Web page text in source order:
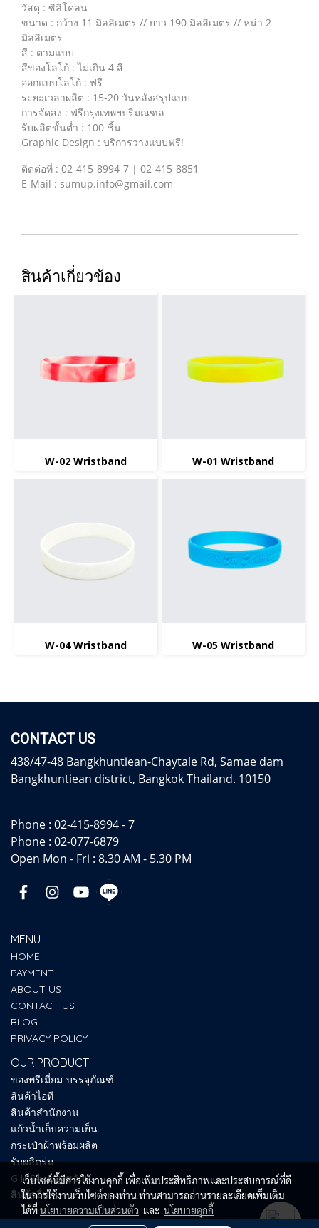
วัสดุ : ซิลิโคลน
ขนาด : กว้าง 11 มิลลิเมตร // ยาว 190 มิลลิเมตร // หน่า 2
มิลลิเมตร
สี : ตามแบบ
สีของโลโก้ : ไม่เกิน 4 สี
ออกแบบโลโก้ : ฟรี
ระยะเวลาผลิต : 15-20 วันหลังสรุปแบบ
การจัดส่ง : ฟรีกรุงเทพฯปริมณฑล
รับผลิตขั้นต่ำ : 100 ชิ้น
Graphic Design : บริการวางแบบฟรี!
ติดต่อที่ : 02-415-8994-7 | 02-415-8851
E-Mail : sumup.info@gmail.com
สินค้าเกี่ยวข้อง
W-02 Wristband W-01 Wristband
W-04 Wristband W-05 Wristband
CONTACT US
438/47-48 Bangkhuntiean-Chaytale Rd, Samae dam
Bangkhuntiean district, Bangkok Thailand. 10150
Phone : 02-415-8994 - 7
Phone : 02-077-6879
Open Mon - Fri : 8.30 AM - 5.30 PM
MENU
HOME
PAYMENT
ABOUT US
CONTACT US
BLOG
PRIVACY POLICY
OUR PRODUCT
ของพรีเมี่ยม-บรรจุภัณฑ์
สินค้าไอที
สินค้าสำนักงาน
แก้วน้ำเก็บความเย็น
กระเป๋าผ้าพร้อมผลิต
รับผลิตร่ม
Gift Set ของขวัญ
สินค้าอื่นๆ
เว็บไซต์นี้มีการใช้งานคุกกี้ เพื่อเพิ่มประสิทธิภาพและประสบการณ์ที่ดี
ในการใช้งานเว็บไซต์ของท่าน ท่านสามารถอ่านรายละเอียดเพิ่มเติม
ได้ที่นโยบายความเป็นส่วนตัว และ นโยบายคุกกี้